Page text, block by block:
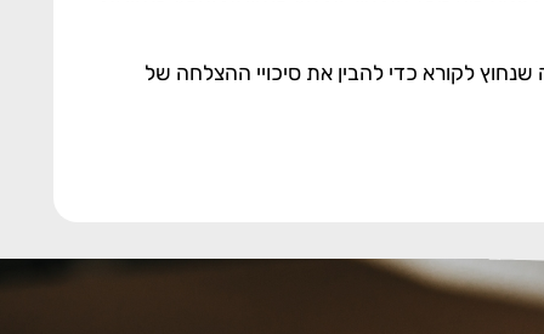
לקורא כדי להבין את סיכויי ההצלחה של